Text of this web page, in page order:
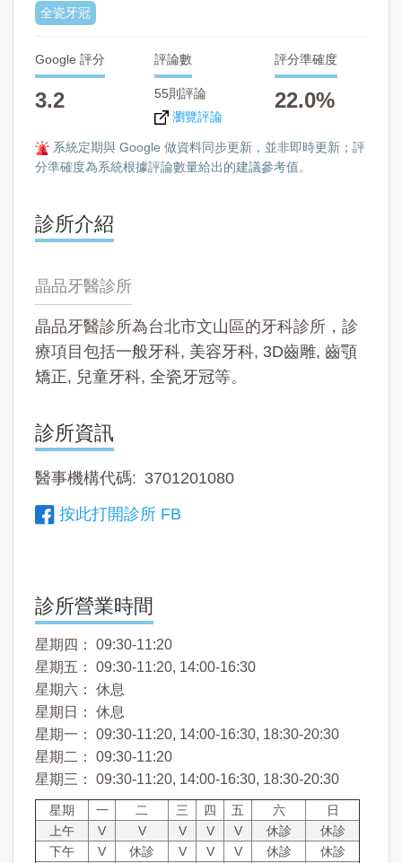
全瓷牙冠
Google 評分
3.2
評論數
55則評論
瀏覽評論
評分準確度
22.0%
系統定期與 Google 做資料同步更新，並非即時更新；評
分準確度為系統根據評論數量給出的建議參考值。
診所介紹
晶品牙醫診所
晶品牙醫診所為台北市文山區的牙科診所，診
療項目包括一般牙科, 美容牙科, 3D齒雕, 齒顎
矯正, 兒童牙科, 全瓷牙冠等。
診所資訊
醫事機構代碼
3701201080
按此打開診所 FB
診所營業時間
星期四： 09:30-11:20
星期五： 09:30-11:20, 14:00-16:30
星期六： 休息
星期日： 休息
星期一： 09:30-11:20, 14:00-16:30, 18:30-20:30
星期二： 09:30-11:20
星期三： 09:30-11:20, 14:00-16:30, 18:30-20:30
星期 一 二 三 四 五 六
日
上午
V V V V V 休診
休診
下午
V 休診 V V V 休診
休診